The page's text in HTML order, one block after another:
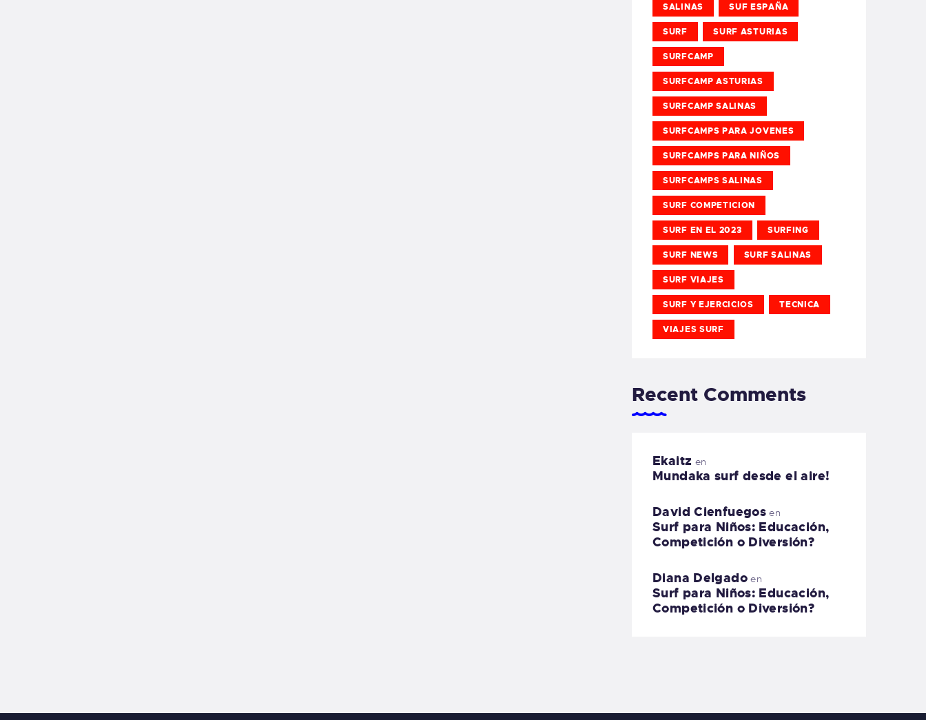
SALINAS SUF ESPAÑA
SURF SURF ASTURIAS
SURFCAMP
SURFCAMP ASTURIAS
SURFCAMP SALINAS
SURFCAMPS PARA JOVENES
SURFCAMPS PARA NIÑOS
SURFCAMPS SALINAS
SURF COMPETICION
SURF EN EL 2023 SURFING
SURF NEWS SURF SALINAS
SURF VIAJES
SURF Y EJERCICIOS TECNICA
VIAJES SURF
Recent Comments
Ekaitz en
Mundaka surf desde el aire!
David Cienfuegos en
Surf para Niños: Educación,
Competición o Diversión?
Diana Delgadoen
Surf para Niños: Educación,
Competición o Diversión?